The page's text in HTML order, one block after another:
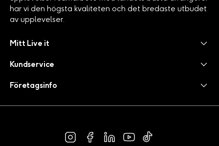
har vi den högsta kvaliteten och det bredaste utbudet
av upplevelser.
Mitt Live it
Kundservice
Företagsinfo